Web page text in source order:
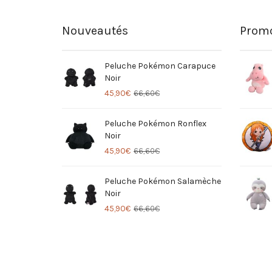
Nouveautés
Peluche Pokémon Carapuce
Noir
66,60€
45,90€
Peluche Pokémon Ronflex
Noir
66,60€
45,90€
Peluche Pokémon Salamèche
Noir
66,60€
45,90€